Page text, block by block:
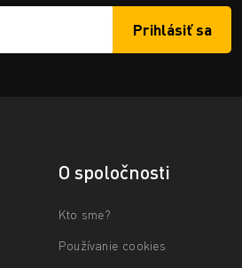
Prihlásiť sa
O spoločnosti
Kto sme?
Používanie cookies